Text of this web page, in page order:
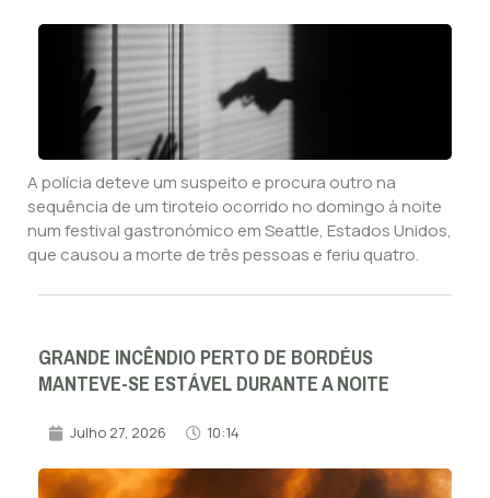
A polícia deteve um suspeito e procura outro na
sequência de um tiroteio ocorrido no domingo à noite
num festival gastronómico em Seattle, Estados Unidos,
que causou a morte de três pessoas e feriu quatro.
GRANDE INCÊNDIO PERTO DE BORDÉUS
MANTEVE-SE ESTÁVEL DURANTE A NOITE
Julho 27, 2026 10:14